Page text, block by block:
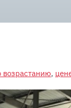
возрастанию,